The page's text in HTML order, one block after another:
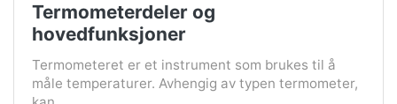
Termometerdeler og
hovedfunksjoner
Termometeret er et instrument som brukes til å
måle temperaturer. Avhengig av typen termometer,